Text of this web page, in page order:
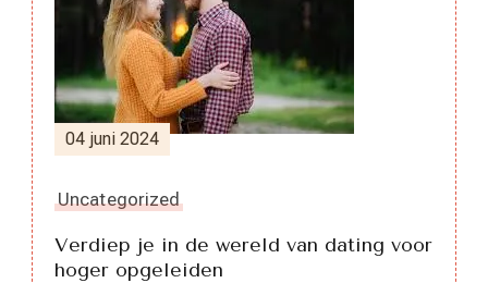
04 juni 2024
Uncategorized
Verdiep je in de wereld van dating voor
hoger opgeleiden